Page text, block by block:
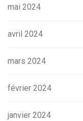
mai 2024
avril 2024
mars 2024
février 2024
janvier 2024